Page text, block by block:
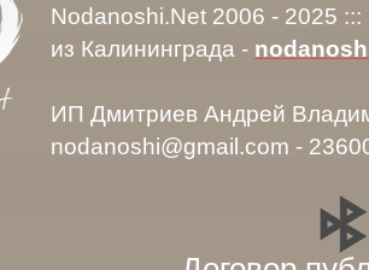
Nodanoshi.Net 2006 - 2025
из Калининграда -
ИП Дмитриев Андрей
nodanoshi@gmail.com -